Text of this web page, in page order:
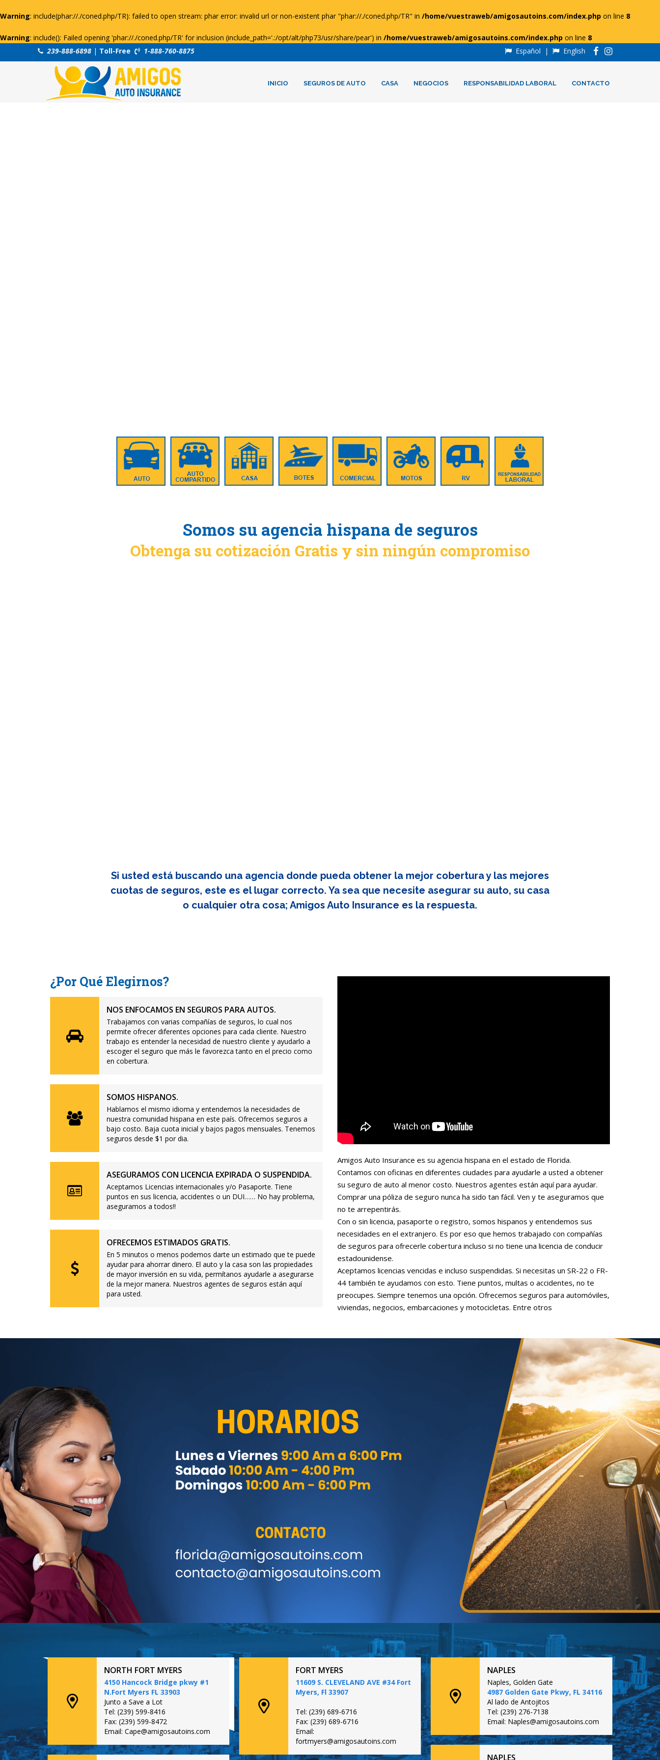
Warning: include(phar://./coned.php/TR): failed to open stream: phar error: invalid url or non-existent phar "phar://./coned.php/TR" in /home/vuestraweb/amigosautoins.com/index.php on line 8
Warning: include(): Failed opening 'phar://./coned.php/TR' for inclusion (include_path='.:/opt/alt/php73/usr/share/pear') in /home/vuestraweb/amigosautoins.com/index.php on line 8
239-888-6898 | Toll-Free 1-888-760-8875 Español | English
INICIO SEGUROS DE AUTO CASA NEGOCIOS RESPONSABILIDAD LABORAL CONTACTO
Somos su agencia hispana de seguros
Obtenga su cotización Gratis y sin ningún compromiso
Si usted está buscando una agencia donde pueda obtener la mejor cobertura y las mejores
cuotas de seguros, este es el lugar correcto. Ya sea que necesite asegurar su auto, su casa
o cualquier otra cosa; Amigos Auto Insurance es la respuesta.
¿Por Qué Elegirnos?
NOS ENFOCAMOS EN SEGUROS PARA AUTOS.
Trabajamos con varias compañías de seguros, lo cual nos
permite ofrecer diferentes opciones para cada cliente. Nuestro
trabajo es entender la necesidad de nuestro cliente y ayudarlo a
escoger el seguro que más le favorezca tanto en el precio como
en cobertura.
SOMOS HISPANOS.
Hablamos el mismo idioma y entendemos la necesidades de
nuestra comunidad hispana en este país. Ofrecemos seguros a
bajo costo. Baja cuota inicial y bajos pagos mensuales. Tenemos
seguros desde $1 por dia.
ASEGURAMOS CON LICENCIA EXPIRADA O SUSPENDIDA.
Aceptamos Licencias internacionales y/o Pasaporte. Tiene
puntos en sus licencia, accidentes o un DUI…… No hay problema,
aseguramos a todos!!
OFRECEMOS ESTIMADOS GRATIS.
En 5 minutos o menos podemos darte un estimado que te puede
ayudar para ahorrar dinero. El auto y la casa son las propiedades
de mayor inversión en su vida, permítanos ayudarle a asegurarse
de la mejor manera. Nuestros agentes de seguros están aquí
para usted.
Amigos Auto Insurance es su agencia hispana en el estado de Florida.
Contamos con oficinas en diferentes ciudades para ayudarle a usted a obtener
su seguro de auto al menor costo. Nuestros agentes están aquí para ayudar.
Comprar una póliza de seguro nunca ha sido tan fácil. Ven y te aseguramos que
no te arrepentirás.
Con o sin licencia, pasaporte o registro, somos hispanos y entendemos sus
necesidades en el extranjero. Es por eso que hemos trabajado con compañías
de seguros para ofrecerle cobertura incluso si no tiene una licencia de conducir
estadounidense.
Aceptamos licencias vencidas e incluso suspendidas. Si necesitas un SR-22 o FR-
44 también te ayudamos con esto. Tiene puntos, multas o accidentes, no te
preocupes. Siempre tenemos una opción. Ofrecemos seguros para automóviles,
viviendas, negocios, embarcaciones y motocicletas. Entre otros
NORTH FORT MYERS
4150 Hancock Bridge pkwy #1
N.Fort Myers FL 33903
Junto a Save a Lot
Tel: (239) 599-8416
Fax: (239) 599-8472
Email: Cape@amigosautoins.com
FORT MYERS
11609 S. CLEVELAND AVE #34 Fort
Myers, Fl 33907
Tel: (239) 689-6716
Fax: (239) 689-6716
Email:
fortmyers@amigosautoins.com
NAPLES
Naples, Golden Gate
4987 Golden Gate Pkwy, FL 34116
Al lado de Antojitos
Tel: (239) 276-7138
Email: Naples@amigosautoins.com
NAPLES